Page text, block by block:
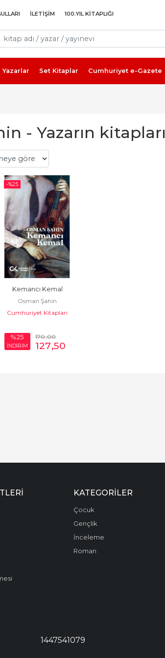
İLETIŞIM 100.YIL KITAPLIĞI
Yazarlar Set Kitaplar Cumhuriyet e-Gazete
- Yazarın kitapları
-%25
Kemancı Kemal
Osman Şahin
Cumhuriyet Kitapları
%25
İNDİRİM
170,00
127,50
KATEGORILER
Çocuk
Gençlik
İnceleme
Roman
1447541079